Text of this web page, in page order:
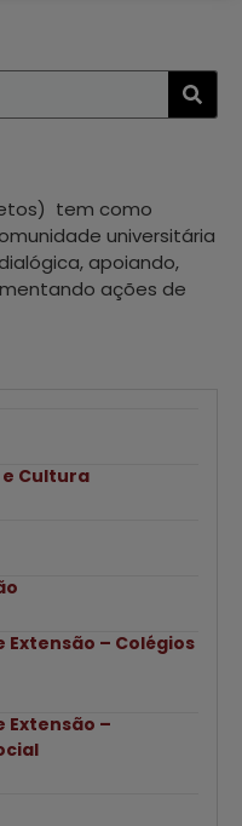
tem como
universitária
apoiando,
ações de
e Cultura
Extensão – Colégios
Extensão –